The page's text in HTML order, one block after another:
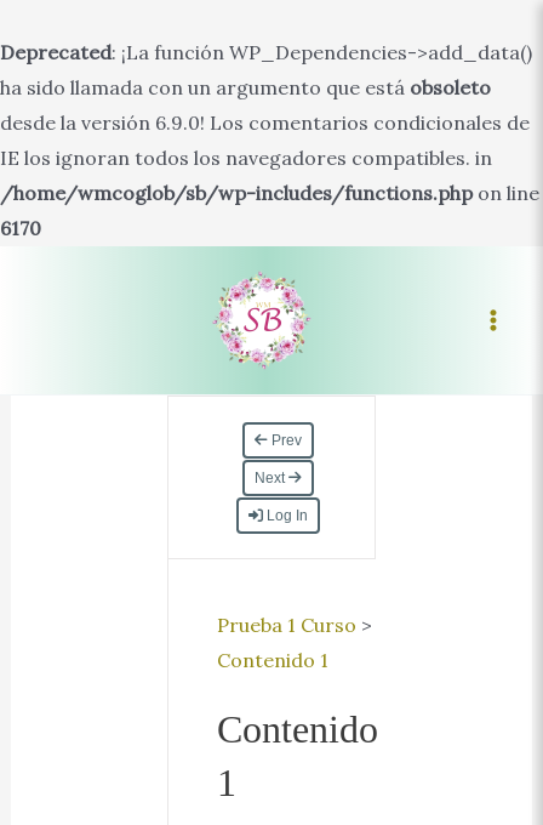
Deprecated: ¡La función WP_Dependencies->add_data()
ha sido llamada con un argumento que está obsoleto
desde la versión 6.9.0! Los comentarios condicionales de
IE los ignoran todos los navegadores compatibles. in
/home/wmcoglob/sb/wp-includes/functions.phpon line
6170
Main
Prev
Next
Log In
Prueba 1 Curso >
Contenido 1
Contenido
1